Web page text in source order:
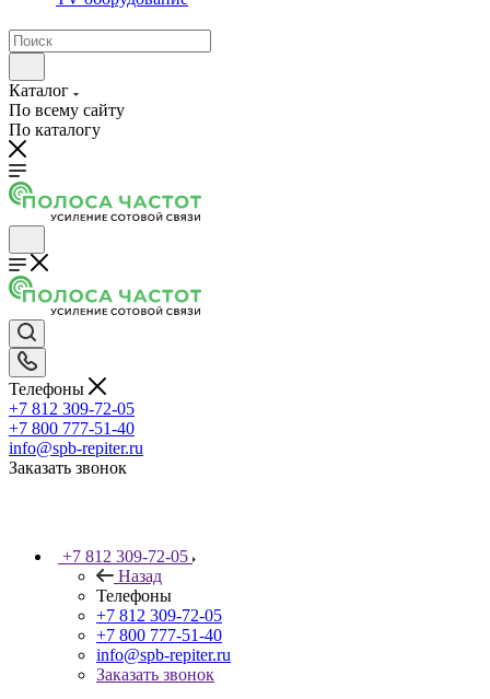
Каталог
По всему сайту
По каталогу
Телефоны
+7 812 309-72-05
+7 800 777-51-40
info@spb-repiter.ru
Заказать звонок
+7 812 309-72-05
Назад
Телефоны
+7 812 309-72-05
+7 800 777-51-40
info@spb-repiter.ru
Заказать звонок